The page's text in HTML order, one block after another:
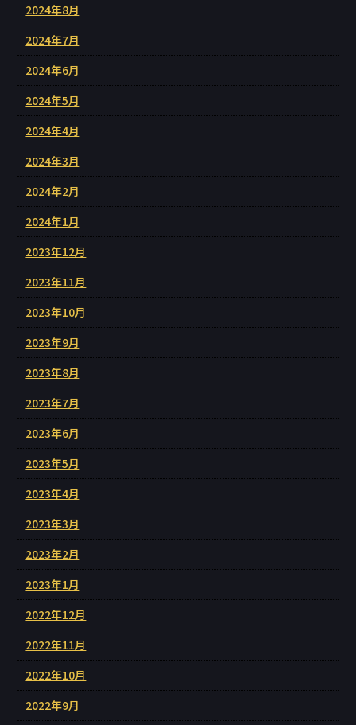
2024年8月
2024年7月
2024年6月
2024年5月
2024年4月
2024年3月
2024年2月
2024年1月
2023年12月
2023年11月
2023年10月
2023年9月
2023年8月
2023年7月
2023年6月
2023年5月
2023年4月
2023年3月
2023年2月
2023年1月
2022年12月
2022年11月
2022年10月
2022年9月